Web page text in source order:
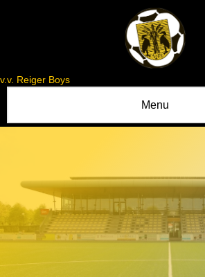
v.v. Reiger Boys
Menu